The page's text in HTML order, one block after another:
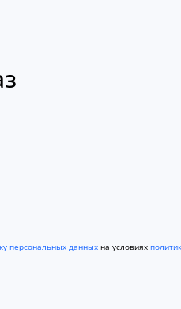
персональных данных на условиях